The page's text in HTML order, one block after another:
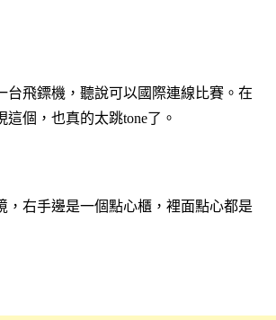
台飛鏢機，聽說可以國際連線比賽。在
這個，也真的太跳tone了。
，右手邊是一個點心櫃，裡面點心都是